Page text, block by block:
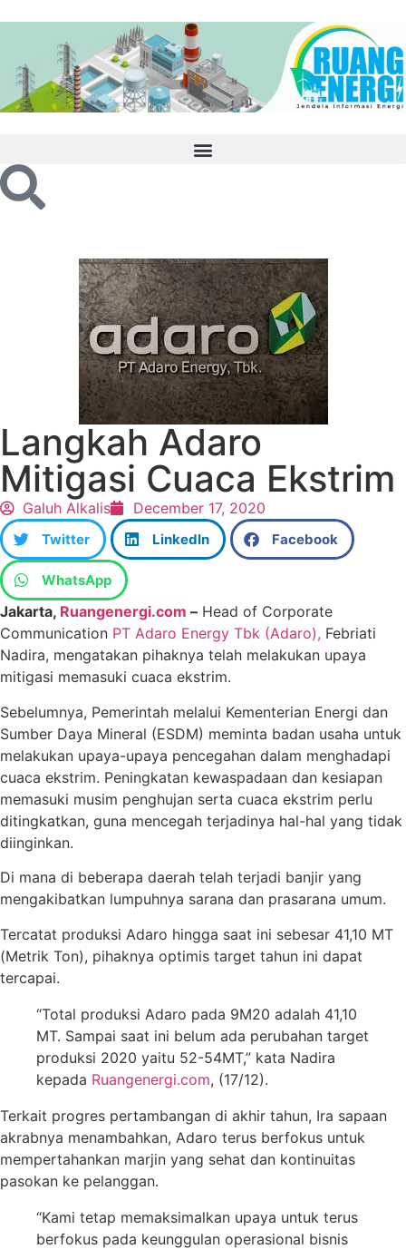
Langkah Adaro
Mitigasi Cuaca Ekstrim
Galuh Alkalis December 17, 2020
Twitter LinkedIn Facebook
WhatsApp
Jakarta, Ruangenergi.com – Head of Corporate
Communication PT Adaro Energy Tbk (Adaro), Febriati
Nadira, mengatakan pihaknya telah melakukan upaya
mitigasi memasuki cuaca ekstrim.
Sebelumnya, Pemerintah melalui Kementerian Energi dan
Sumber Daya Mineral (ESDM) meminta badan usaha untuk
melakukan upaya-upaya pencegahan dalam menghadapi
cuaca ekstrim. Peningkatan kewaspadaan dan kesiapan
memasuki musim penghujan serta cuaca ekstrim perlu
ditingkatkan, guna mencegah terjadinya hal-hal yang tidak
diinginkan.
Di mana di beberapa daerah telah terjadi banjir yang
mengakibatkan lumpuhnya sarana dan prasarana umum.
Tercatat produksi Adaro hingga saat ini sebesar 41,10 MT
(Metrik Ton), pihaknya optimis target tahun ini dapat
tercapai.
“Total produksi Adaro pada 9M20 adalah 41,10
MT. Sampai saat ini belum ada perubahan target
produksi 2020 yaitu 52-54MT,” kata Nadira
kepada Ruangenergi.com, (17/12).
Terkait progres pertambangan di akhir tahun, Ira sapaan
akrabnya menambahkan, Adaro terus berfokus untuk
mempertahankan marjin yang sehat dan kontinuitas
pasokan ke pelanggan.
“Kami tetap memaksimalkan upaya untuk terus
berfokus pada keunggulan operasional bisnis